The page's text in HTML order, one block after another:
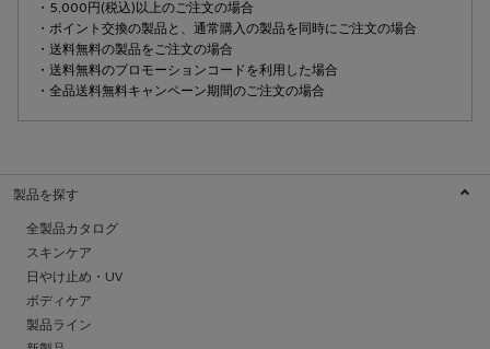
・5,000円(税込)以上のご注文の場合
・ポイント交換の製品と、通常購入の製品を同時にご注文の場合
・送料無料の製品をご注文の場合
・送料無料のプロモーションコードを利用した場合
・全品送料無料キャンペーン期間のご注文の場合
製品を探す
全製品カタログ
スキンケア
日やけ止め・UV
ボディケア
製品ライン